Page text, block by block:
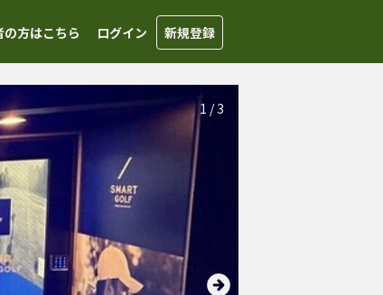
の方はこちら ログイン 新規登録
1 /3